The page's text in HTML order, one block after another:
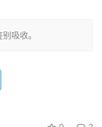
吸收。